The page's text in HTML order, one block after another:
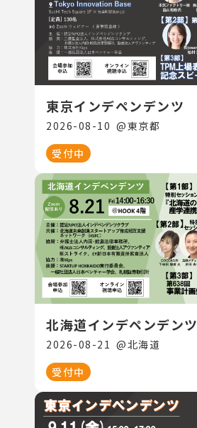
東京インデペンデンツ
2026-08-10 @東京都
受付中
北海道インデペンデンツ
2026-08-21 @北海道
受付中